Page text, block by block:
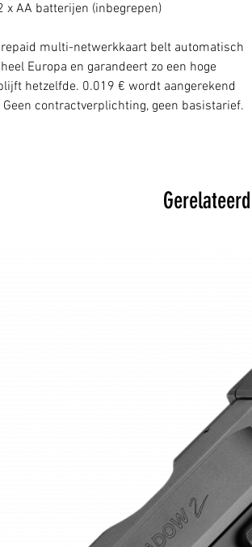
x AA batterijen (inbegrepen)
multi-netwerkkaart belt automatisch
Europa en garandeert zo een hoge
hetzelfde. 0.019 € wordt aangerekend
contractverplichting, geen basistarief.
Gerelateerd